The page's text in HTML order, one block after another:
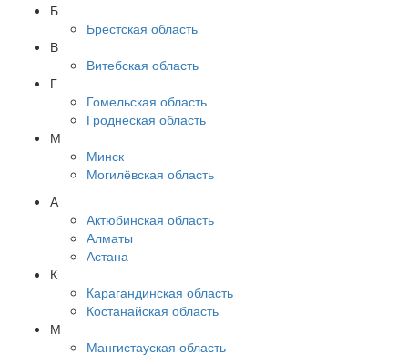
Б
Брестская область
В
Витебская область
Г
Гомельская область
Гроднеская область
М
Минск
Могилёвская область
А
Актюбинская область
Алматы
Астана
К
Карагандинская область
Костанайская область
М
Мангистауская область